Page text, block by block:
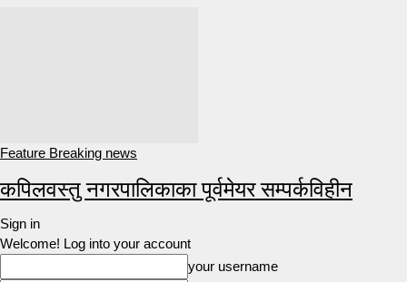
Feature Breaking news
कपिलवस्तु नगरपालिकाका पूर्वमेयर सम्पर्कविहीन
Sign in
Welcome! Log into your account
your username